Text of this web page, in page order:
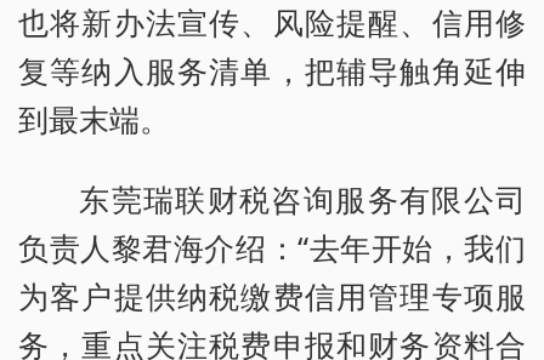
也将新办法宣传、风险提醒、信用修
复等纳入服务清单，把辅导触角延伸
到最末端。
东莞瑞联财税咨询服务有限公司
负责人黎君海介绍：“去年开始，我们
为客户提供纳税缴费信用管理专项服
务，重点关注税费申报和财务资料合